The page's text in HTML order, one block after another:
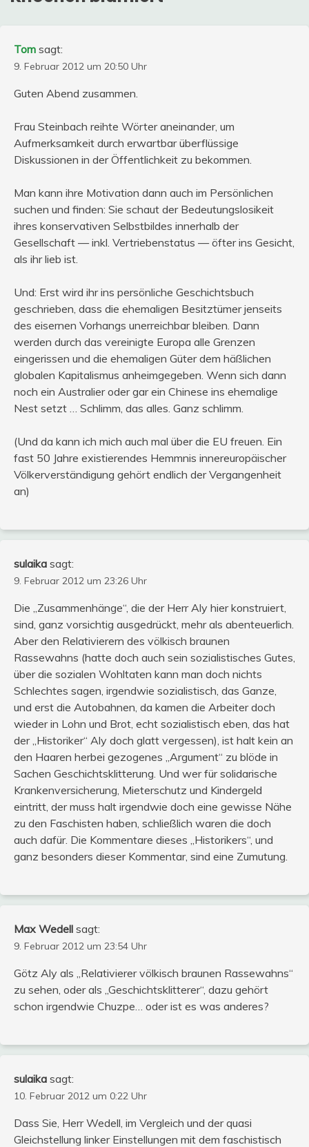
Tom sagt:
9. Februar 2012 um 20:50 Uhr
Guten Abend zusammen.
Frau Steinbach reihte Wörter aneinander, um
Aufmerksamkeit durch erwartbar überflüssige
Diskussionen in der Öffentlichkeit zu bekommen.
Man kann ihre Motivation dann auch im Persönlichen
suchen und finden: Sie schaut der Bedeutungslosikeit
ihres konservativen Selbstbildes innerhalb der
Gesellschaft — inkl. Vertriebenstatus — öfter ins Gesicht,
als ihr lieb ist.
Und: Erst wird ihr ins persönliche Geschichtsbuch
geschrieben, dass die ehemaligen Besitztümer jenseits
des eisernen Vorhangs unerreichbar bleiben. Dann
werden durch das vereinigte Europa alle Grenzen
eingerissen und die ehemaligen Güter dem häßlichen
globalen Kapitalismus anheimgegeben. Wenn sich dann
noch ein Australier oder gar ein Chinese ins ehemalige
Nest setzt … Schlimm, das alles. Ganz schlimm.
(Und da kann ich mich auch mal über die EU freuen. Ein
fast 50 Jahre existierendes Hemmnis innereuropäischer
Völkerverständigung gehört endlich der Vergangenheit
an)
sulaika sagt:
9. Februar 2012 um 23:26 Uhr
Die „Zusammenhänge“, die der Herr Aly hier konstruiert,
sind, ganz vorsichtig ausgedrückt, mehr als abenteuerlich.
Aber den Relativierern des völkisch braunen
Rassewahns (hatte doch auch sein sozialistisches Gutes,
über die sozialen Wohltaten kann man doch nichts
Schlechtes sagen, irgendwie sozialistisch, das Ganze,
und erst die Autobahnen, da kamen die Arbeiter doch
wieder in Lohn und Brot, echt sozialistisch eben, das hat
der „Historiker“ Aly doch glatt vergessen), ist halt kein an
den Haaren herbei gezogenes „Argument“ zu blöde in
Sachen Geschichtsklitterung. Und wer für solidarische
Krankenversicherung, Mieterschutz und Kindergeld
eintritt, der muss halt irgendwie doch eine gewisse Nähe
zu den Faschisten haben, schließlich waren die doch
auch dafür. Die Kommentare dieses „Historikers“, und
ganz besonders dieser Kommentar, sind eine Zumutung.
Max Wedell sagt:
9. Februar 2012 um 23:54 Uhr
Götz Aly als „Relativierer völkisch braunen Rassewahns“
zu sehen, oder als „Geschichtsklitterer“, dazu gehört
schon irgendwie Chuzpe… oder ist es was anderes?
sulaika sagt:
10. Februar 2012 um 0:22 Uhr
Dass Sie, Herr Wedell, im Vergleich und der quasi
Gleichstellung linker Einstellungen mit dem faschistisch